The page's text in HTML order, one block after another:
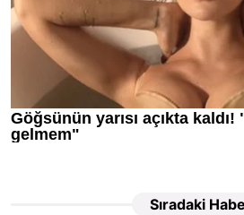
Sıradaki